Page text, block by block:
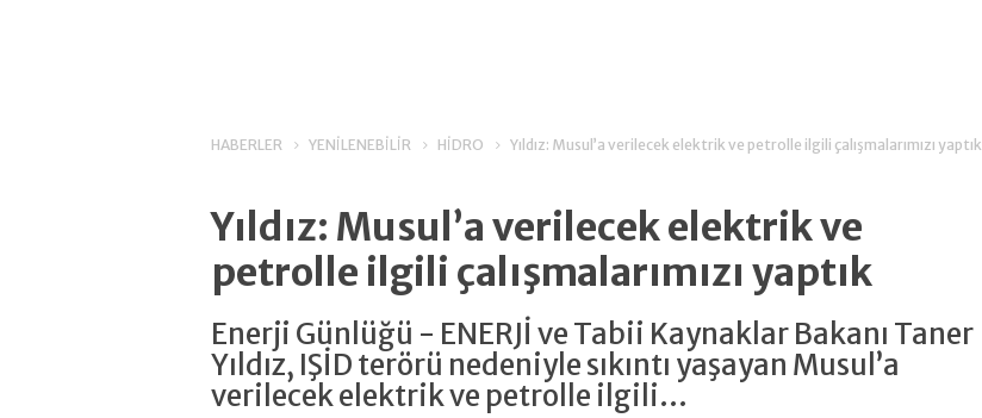
HABERLER YENİLENEBİLİR HİDRO Yıldız: Musul’a verilecek elektrik ve petrolle ilgili çalışmalarımızı yaptık
Yıldız: Musul’a verilecek elektrik ve
petrolle ilgili çalışmalarımızı yaptık
Enerji Günlüğü - ENERJİ ve Tabii Kaynaklar Bakanı Taner
Yıldız, IŞİD terörü nedeniyle sıkıntı yaşayan Musul’a
verilecek elektrik ve petrolle ilgili...